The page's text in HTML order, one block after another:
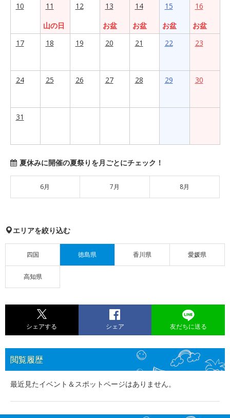
10
11
山の日
12
13
お盆
14
お盆
15
お盆
16
お盆
17
18 19 20 21 22 23
24 25 26 27 28 29 30
31
夏休みに開催の夏祭りを月ごとにチェック！
6月 7月 8月
エリアを絞り込む
四国 徳島県 香川県 愛媛県
高知県
シェアする シェア 友だちに送る
閲覧履歴
最近見たイベント＆スポットページはありません。